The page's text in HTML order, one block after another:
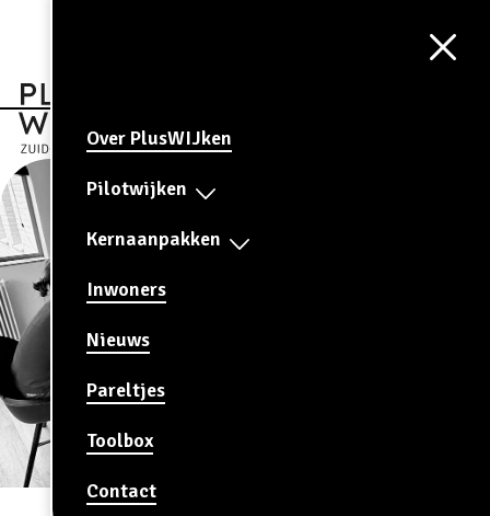
Over PlusWIJken
Pilotwijken
Kernaanpakken
Inwoners
Nieuws
Pareltjes
Toolbox
Contact
CONTRAST AAN